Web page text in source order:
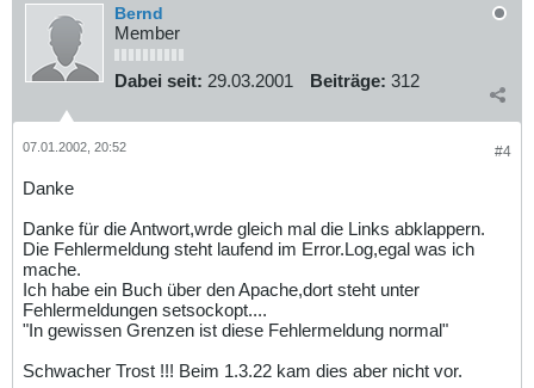
Bernd
Member
Dabei seit: 29.03.2001 Beiträge: 312
#4
07.01.2002, 20:52
Danke
Danke für die Antwort,wrde gleich mal die Links abklappern.
Die Fehlermeldung steht laufend im Error.Log,egal was ich
mache.
Ich habe ein Buch über den Apache,dort steht unter
Fehlermeldungen setsockopt....
"In gewissen Grenzen ist diese Fehlermeldung normal"
Schwacher Trost !!! Beim 1.3.22 kam dies aber nicht vor.